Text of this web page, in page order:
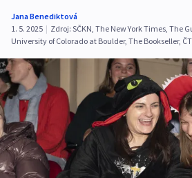
Jana Benediktová
1. 5. 2025 | Zdroj: SČKN, The New York Times, The
University of Colorado at Boulder, The Bookseller,